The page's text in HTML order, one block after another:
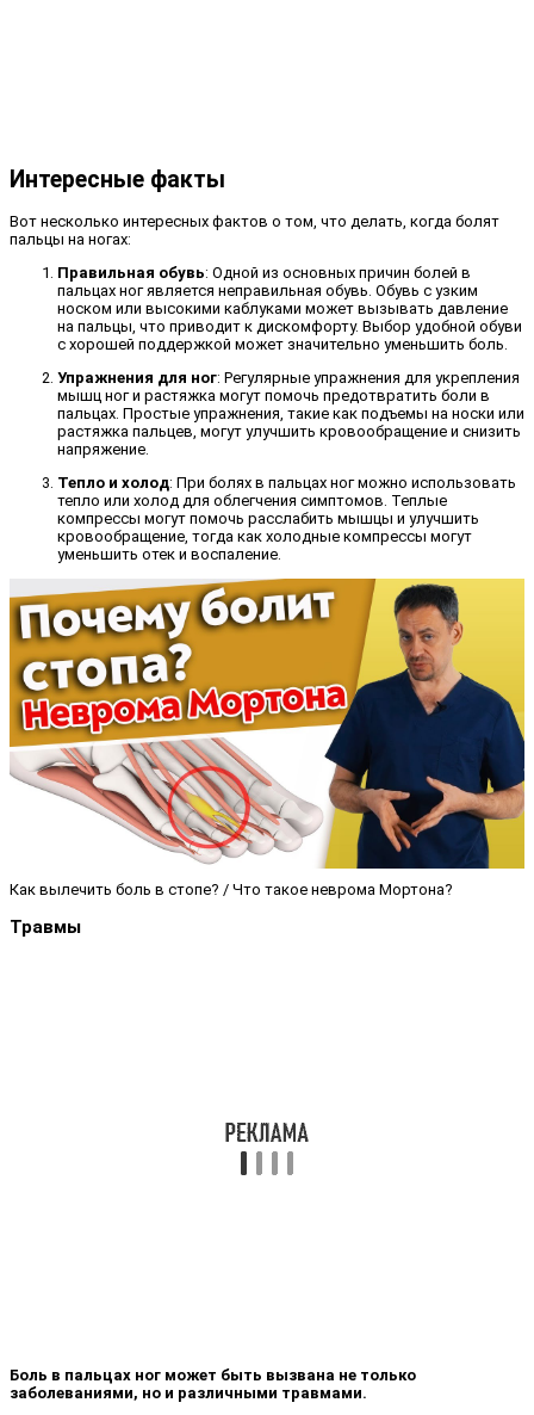
Интересные факты
Вот несколько интересных фактов о том, что делать, когда болят
пальцы на ногах:
Правильная обувь: Одной из основных причин болей в
пальцах ног является неправильная обувь. Обувь с узким
носком или высокими каблуками может вызывать давление
на пальцы, что приводит к дискомфорту. Выбор удобной обуви
с хорошей поддержкой может значительно уменьшить боль.
Упражнения для ног: Регулярные упражнения для укрепления
мышц ног и растяжка могут помочь предотвратить боли в
пальцах. Простые упражнения, такие как подъемы на носки или
растяжка пальцев, могут улучшить кровообращение и снизить
напряжение.
Тепло и холод: При болях в пальцах ног можно использовать
тепло или холод для облегчения симптомов. Теплые
компрессы могут помочь расслабить мышцы и улучшить
кровообращение, тогда как холодные компрессы могут
уменьшить отек и воспаление.
Как вылечить боль в стопе? / Что такое неврома Мортона?
Травмы
Боль в пальцах ног может быть вызвана не только
заболеваниями, но и различными травмами.